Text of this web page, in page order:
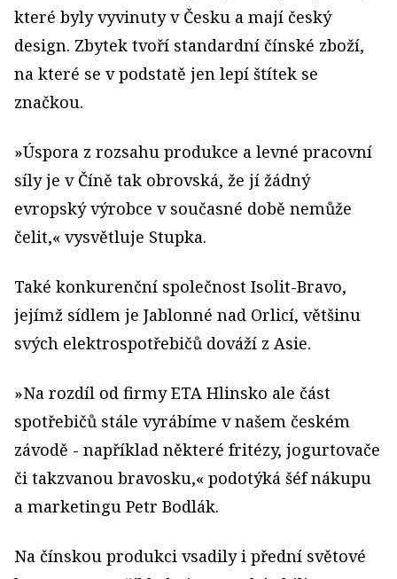
které byly vyvinuty v Česku a mají český
design. Zbytek tvoří standardní čínské zboží,
na které se v podstatě jen lepí štítek se
značkou.
»Úspora z rozsahu produkce a levné pracovní
síly je v Číně tak obrovská, že jí žádný
evropský výrobce v současné době nemůže
čelit,« vysvětluje Stupka.
Také konkurenční společnost Isolit-Bravo,
jejímž sídlem je Jablonné nad Orlicí, většinu
svých elektrospotřebičů dováží z Asie.
»Na rozdíl od firmy ETA Hlinsko ale část
spotřebičů stále vyrábíme v našem českém
závodě - například některé fritézy, jogurtovače
či takzvanou bravosku,« podotýká šéf nákupu
a marketingu Petr Bodlák.
Na čínskou produkci vsadily i přední světové